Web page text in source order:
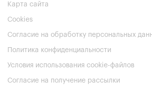
Карта сайта
Cookies
Согласие на обработку персональных
Политика конфиденциальности
Условия использования cookie-файлов
Согласие на получение рассылки